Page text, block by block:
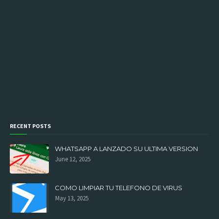
RECENT POSTS
WHATSAPP A LANZADO SU ULTIMA VERSION
June 12, 2025
COMO LIMPIAR TU TELEFONO DE VIRUS
May 13, 2025